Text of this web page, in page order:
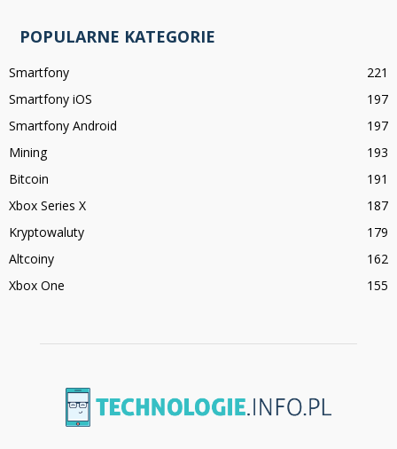
POPULARNE KATEGORIE
Smartfony
221
Smartfony iOS
197
Smartfony Android
197
Mining
193
Bitcoin
191
Xbox Series X
187
Kryptowaluty
179
Altcoiny
162
Xbox One
155